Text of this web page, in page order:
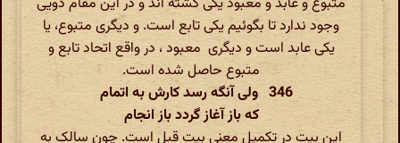
وجود ندارد تا بگوئیم یکی تابع است. و دیگری متبوع، یا
یکی عابد است و دیگری معبود ، در واقع اتحاد تابع و
متبوع حاصل شده است.
346 ولی آنگه رسد کارش به اتمام
که باز آغاز گردد باز انجام
این بیت در تکمیل معنی بیت قبل است. چون سالک به